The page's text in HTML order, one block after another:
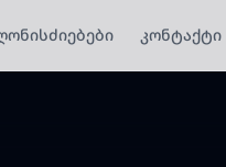
კონტაქტი